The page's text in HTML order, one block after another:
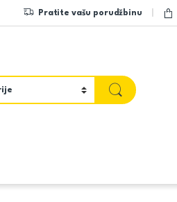
Pratite vašu porudžbinu